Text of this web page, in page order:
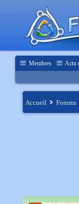
Membres Actu
Accueil Forums